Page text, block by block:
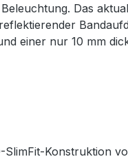
Das
einer nur 10 mm
Konstruktion